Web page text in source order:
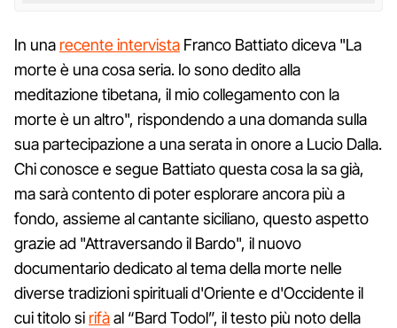
In una recente intervista Franco Battiato diceva "La
morte è una cosa seria. Io sono dedito alla
meditazione tibetana, il mio collegamento con la
morte è un altro", rispondendo a una domanda sulla
sua partecipazione a una serata in onore a Lucio Dalla.
Chi conosce e segue Battiato questa cosa la sa già,
ma sarà contento di poter esplorare ancora più a
fondo, assieme al cantante siciliano, questo aspetto
grazie ad "Attraversando il Bardo", il nuovo
documentario dedicato al tema della morte nelle
diverse tradizioni spirituali d'Oriente e d'Occidente il
cui titolo si rifàal “Bard Todol”, il testo più noto della